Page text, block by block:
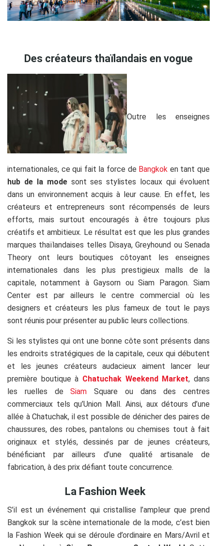
Des créateurs thaïlandais en vogue
Outre les enseignes
internationales, ce qui fait la force de Bangkok en tant que
hub de la modesont ses stylistes locaux qui évoluent
dans un environnement acquis à leur cause. En effet, les
créateurs et entrepreneurs sont récompensés de leurs
efforts, mais surtout encouragés à être toujours plus
créatifs et ambitieux. Le résultat est que les plus grandes
marques thaïlandaises telles Disaya, Greyhound ou Senada
Theory ont leurs boutiques côtoyant les enseignes
internationales dans les plus prestigieux malls de la
capitale, notamment à Gaysorn ou Siam Paragon. Siam
Center est par ailleurs le centre commercial où les
designers et créateurs les plus fameux de tout le pays
sont réunis pour présenter au public leurs collections.
Si les stylistes qui ont une bonne côte sont présents dans
les endroits stratégiques de la capitale, ceux qui débutent
et les jeunes créateurs audacieux aiment lancer leur
première boutique à Chatuchak Weekend Market, dans
les ruelles deSiam Square ou dans des centres
commerciaux tels qu’Union Mall. Ainsi, aux détours d’une
allée à Chatuchak, il est possible de dénicher des paires de
chaussures, des robes, pantalons ou chemises tout à fait
originaux et stylés, dessinés par de jeunes créateurs,
bénéficiant par ailleurs d’une qualité artisanale de
fabrication, à des prix défiant toute concurrence.
La Fashion Week
S’il est un événement qui cristallise l’ampleur que prend
Bangkok sur la scène internationale de la mode, c’est bien
la Fashion Week qui se déroule d’ordinaire en Mars/Avril et